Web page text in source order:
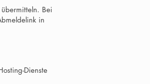
Bei
in
Dienste